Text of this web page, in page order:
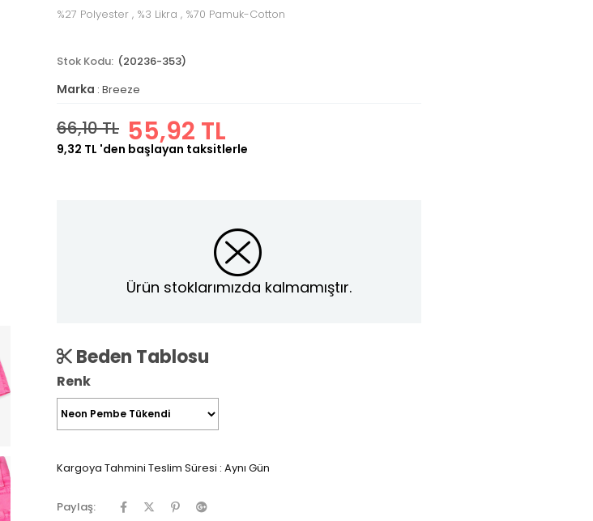
%27 Polyester , %3 Likra , %70 Pamuk-Cotton
(20236-353)
Marka : Breeze
66,10 TL 55,92 TL
9,32 TL 'den başlayan taksitlerle
Ürün stoklarımızda kalmamıştır.
Beden Tablosu
Renk
Kargoya Tahmini Teslim Süresi : Aynı Gün
Paylaş: